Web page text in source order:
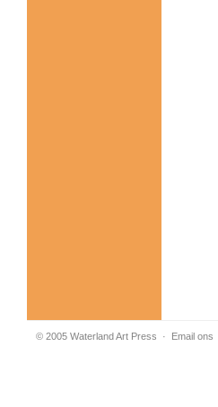
© 2005 Waterland Art Press · Email ons